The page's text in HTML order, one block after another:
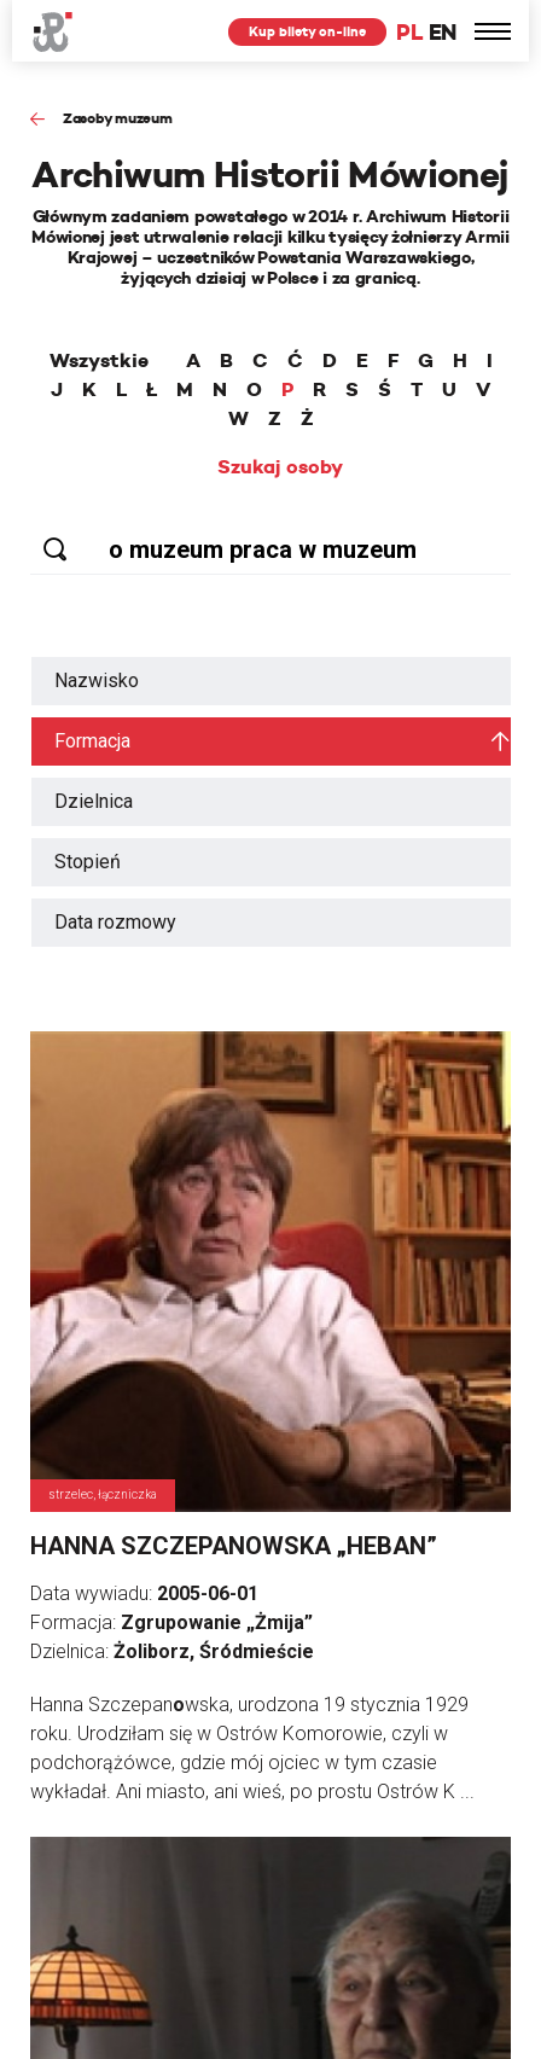
PL EN
Kup bilety on-line
Zasoby muzeum
Archiwum Historii Mówionej
Głównym zadaniem powstałego w 2014 r. Archiwum Historii
Mówionej jest utrwalenie relacji kilku tysięcy żołnierzy Armii
Krajowej – uczestników Powstania Warszawskiego,
żyjących dzisiaj w Polsce i za granicą.
Wszystkie A B C Ć D E F G H
I
J
K L Ł M N O P R S Ś T U
V
W
Z
Ż
Szukaj osoby
Nazwisko
Formacja
Dzielnica
Stopień
Data rozmowy
strzelec, łączniczka
HANNA SZCZEPANOWSKA „HEBAN”
Data wywiadu: 2005-06-01
Formacja: Zgrupowanie „Żmija”
Dzielnica: Żoliborz, Śródmieście
Hanna Szczepanowska, urodzona 19 stycznia 1929
roku. Urodziłam się w Ostrów Komorowie, czyli w
podchorążówce, gdzie mój ojciec w tym czasie
wykładał. Ani miasto, ani wieś, po prostu Ostrów K ...